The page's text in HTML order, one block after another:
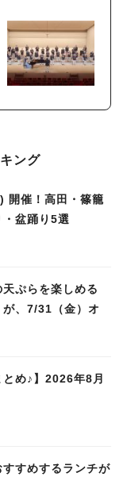
ング
開催！高田・篠籠
盆踊り5選
天ぷらを楽しめる
が、7/31（金）オ
とめ♪】2026年8月
すすめするランチが